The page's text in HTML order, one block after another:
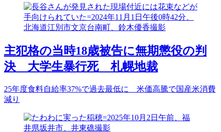
主犯格の当時18歳被告に無期懲役の判
決 大学生暴行死 札幌地裁
25年度食料自給率37%で過去最低に 米価高騰で国産米消費
減り